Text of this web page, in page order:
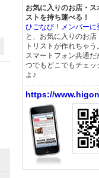
お気に入りのお店・ス
ストを持ち運べる！
ひごなび！メンバーに
と、お気に入りのお店
トリストが作れちゃう
スマートフォン共通だ
つでもどこでもチェッ
よ♪
https://